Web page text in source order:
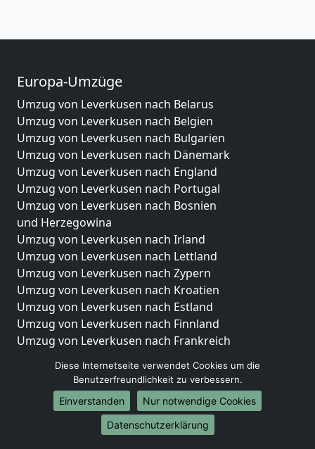
Europa-Umzüge
Umzug von Leverkusen nach Belarus
Umzug von Leverkusen nach Belgien
Umzug von Leverkusen nach Bulgarien
Umzug von Leverkusen nach Dänemark
Umzug von Leverkusen nach England
Umzug von Leverkusen nach Portugal
Umzug von Leverkusen nach Bosnien
und Herzegowina
Umzug von Leverkusen nach Irland
Umzug von Leverkusen nach Lettland
Umzug von Leverkusen nach Zypern
Umzug von Leverkusen nach Kroatien
Umzug von Leverkusen nach Estland
Umzug von Leverkusen nach Finnland
Umzug von Leverkusen nach Frankreich
Umzug von Leverkusen nach Italien
Umzug von Leverkusen nach Liechtenstein
Umzug von Leverkusen nach Luxemburg
Umzug von Leverkusen nach Niederlande
Diese Internetseite verwendet Cookies um die
Benutzerfreundlichkeit zu verbessern.
Einverstanden
Nur notwendige Cookies
Datenschutzerklärung